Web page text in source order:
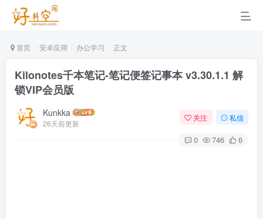
首页 安卓应用 办公学习 正文
Kilonotes千本笔记-笔记便签记事本 v3.30.1.1 解
锁VIP会员版
Kunkka
26天前更新
关注 私信
0 746 6